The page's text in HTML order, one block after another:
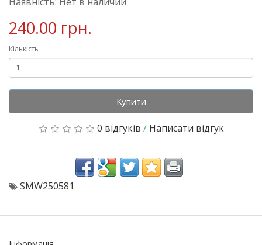
240.00 грн.
Кількість
Купити
0 відгуків / Написати відгук
SMW250581